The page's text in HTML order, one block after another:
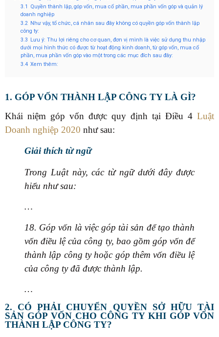
3.1
Quyền thành lập, góp vốn, mua cổ phần, mua phần vốn góp và quản lý
doanh nghiệp
3.2 Như vậy, tổ chức, cá nhân sau đây không có quyền góp vốn thành lập
công ty:
3.3
Lưu ý: Thu lợi riêng cho cơ quan, đơn vị mình là việc sử dụng thu nhập
dưới mọi hình thức có được từ hoạt động kinh doanh, từ góp vốn, mua cổ
phần, mua phần vốn góp vào một trong các mục đích sau đây:
3.4 Xem thêm:
1. GÓP VỐN THÀNH LẬP CÔNG TY LÀ GÌ?
Khái niệm góp vốn được quy định tại Điều 4 Luật
Doanh nghiệp 2020 như sau:
Giải thích từ ngữ
Trong Luật này, các từ ngữ dưới đây được
hiểu như sau:
…
18. Góp vốn là việc góp tài sản để tạo thành
vốn điều lệ của công ty, bao gồm góp vốn để
thành lập công ty hoặc góp thêm vốn điều lệ
của công ty đã được thành lập.
…
2. CÓ PHẢI CHUYỂN QUYỀN SỞ HỮU TÀI
SẢN GÓP VỐN CHO CÔNG TY KHI GÓP VỐN
THÀNH LẬP CÔNG TY?